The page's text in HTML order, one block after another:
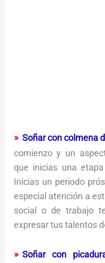
Soñar con colmena
comienzo y un
que inicias una
Inicias un periodo
especial atención a
social o de trabajo
expresar tus talentos
Soñar con